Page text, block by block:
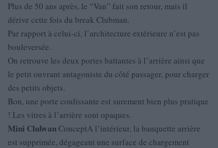
Plus de 50 ans après, le “Van” fait son retour, mais il
dérive cette fois du break Clubman.
Par rapport à celui-ci, l’architecture extérieure n’est pas
bouleversée.
On retrouve les deux portes battantes à l’arrière ainsi que
le petit ouvrant antagoniste du côté passager, pour charger
des petits objets.
Bon, une porte coulissante est surement bien plus pratique
! Les vitres à l’arrière sont opaques.
Mini ClubvanConceptA l’intérieur, la banquette arrière
est supprimée, dégageant une surface de chargement